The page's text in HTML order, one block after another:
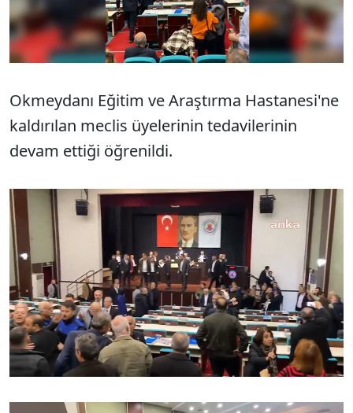
Okmeydanı Eğitim ve Araştırma Hastanesi'ne
kaldırılan meclis üyelerinin tedavilerinin
devam ettiği öğrenildi.